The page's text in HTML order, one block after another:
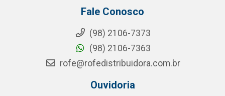
Fale Conosco
(98) 2106-7373
(98) 2106-7363
rofe@rofedistribuidora.com.br
Ouvidoria